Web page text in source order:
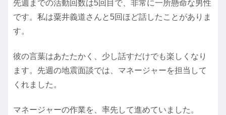
先週までの活動回数は5回目で、非常に一所懸命な男性
です。私は粟井義道さんと5回ほど話したことがありま
す。
彼の言葉はあたたかく、少し話すだけでも楽しくなり
ます。先週の地震面談では、マネージャーを担当して
くれました。
マネージャーの作業を、率先して進めていました。